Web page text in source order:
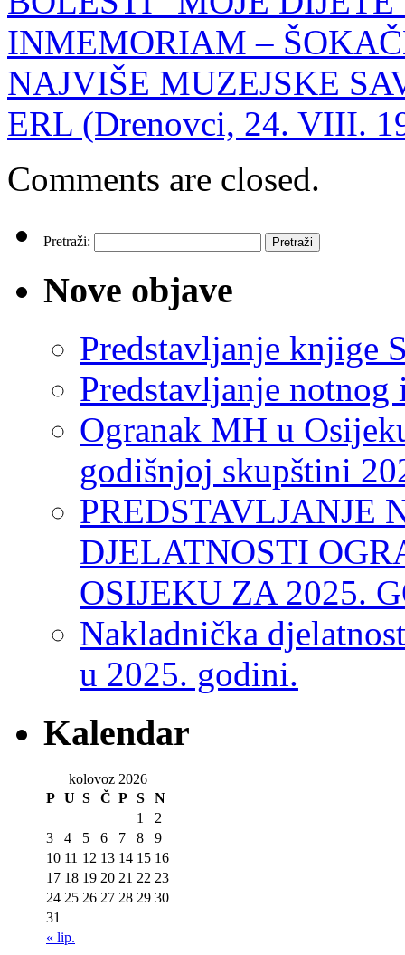
INMEMORIAM –
NAJVIŠE MUZEJSKE
ERL (Drenovci, 24. VIII.
Comments are closed.
Pretraži:
Nove objave
Predstavljanje knjige
Predstavljanje
Ogranak MH u
godišnjoj skupštini
PREDSTAVLJANJE
DJELATNOSTI
OSIJEKU ZA 2025.
Nakladnička
u 2025. godini.
Kalendar
kolovoz 2026
P U S Č P S N
« lip.
1
2
3
4 5 6 7 8
9
10 11 12 13 14 15 16
17 18 19 20 21 22 23
24 25 26 27 28 29 30
31